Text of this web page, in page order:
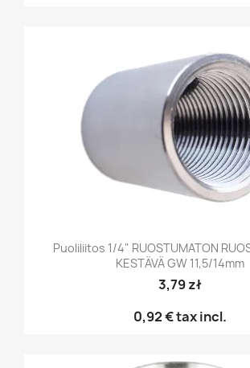
Puoliliitos 1/4" RUOSTUMATON
KESTÄVÄ GW 11,5/14mm
3,79 zł
0,92 €tax incl.